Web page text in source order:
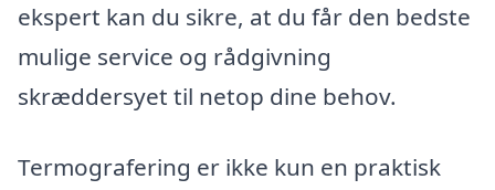
ekspert kan du sikre, at du får den bedste
mulige service og rådgivning
skræddersyet til netop dine behov.
Termografering er ikke kun en praktisk